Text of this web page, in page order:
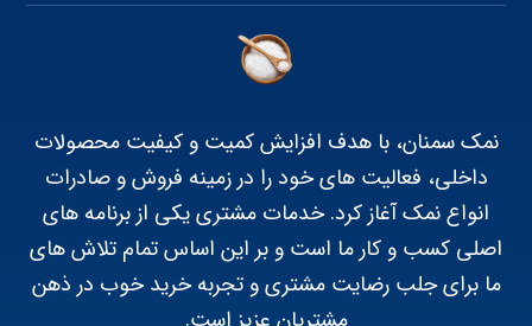
نمک سمنان، با هدف افزایش کمیت و کیفیت محصولات
داخلی، فعالیت های خود را در زمینه فروش و صادرات
انواع نمک آغاز کرد. خدمات مشتری یکی از برنامه های
اصلی کسب و کار ما است و بر این اساس تمام تلاش های
ما برای جلب رضایت مشتری و تجربه خرید خوب در ذهن